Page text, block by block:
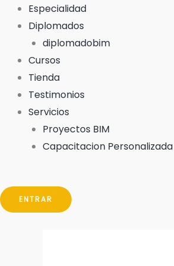
Especialidad
Diplomados
diplomadobim
Cursos
Tienda
Testimonios
Servicios
Proyectos BIM
Capacitacion Personalizada
ENTRAR